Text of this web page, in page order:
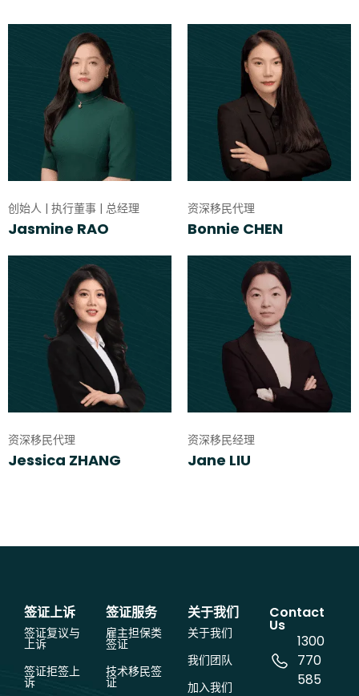
创始人 | 执行董事 | 总经理
Jasmine RAO
资深移民代理
Bonnie CHEN
资深移民代理
Jessica ZHANG
资深移民经理
Jane LIU
签证上诉
签证复议与
上诉
签证拒签上
诉
签证服务
雇主担保类
签证
技术移民签
证
关于我们
关于我们
我们团队
加入我们
Contact
Us
1300
770
585